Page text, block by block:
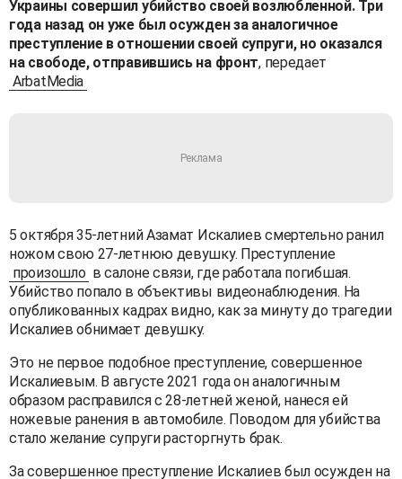
Украины совершил убийство своей возлюбленной. Три
года назад он уже был осужден за аналогичное
преступление в отношении своей супруги, но оказался
на свободе, отправившись на фронт, передает
ArbatMedia
5 октября 35-летний Азамат Искалиев смертельно ранил
ножом свою 27-летнюю девушку. Преступление
произошло в салоне связи, где работала погибшая.
Убийство попало в объективы видеонаблюдения. На
опубликованных кадрах видно, как за минуту до трагедии
Искалиев обнимает девушку.
Это не первое подобное преступление, совершенное
Искалиевым. В августе 2021 года он аналогичным
образом расправился с 28-летней женой, нанеся ей
ножевые ранения в автомобиле. Поводом для убийства
стало желание супруги расторгнуть брак.
За совершенное преступление Искалиев был осужден на